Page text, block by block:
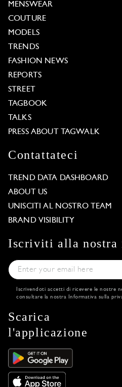
MENSWEAR
COUTURE
MODELS
TRENDS
FASHION NEWS
REPORTS
STREET
TAGBOOK
TALKS
PRESS ABOUT TAGWALK
Contattateci
TREND DATA DASHBOARD
ABOUT US
UNISCITI AL NOSTRO TEAM
BRAND VISIBILITY
Iscriviti alla nostra
Iscrivendoti accetti di ricevere le nostre
consultare la nostra Informativa sulla
Scarica
l'applicazione